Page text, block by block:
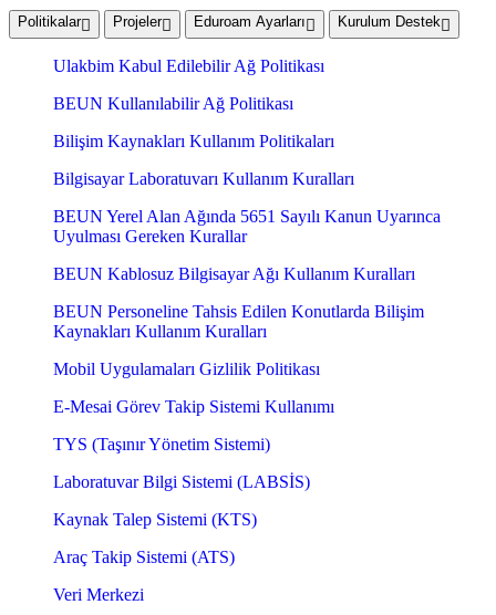
Politikalar Projeler Eduroam Ayarları Kurulum Destek
Ulakbim Kabul Edilebilir Ağ Politikası
BEUN Kullanılabilir Ağ Politikası
Bilişim Kaynakları Kullanım Politikaları
Bilgisayar Laboratuvarı Kullanım Kuralları
BEUN Yerel Alan Ağında 5651 Sayılı Kanun Uyarınca
Uyulması Gereken Kurallar
BEUN Kablosuz Bilgisayar Ağı Kullanım Kuralları
BEUN Personeline Tahsis Edilen Konutlarda Bilişim
Kaynakları Kullanım Kuralları
Mobil Uygulamaları Gizlilik Politikası
E-Mesai Görev Takip Sistemi Kullanımı
TYS (Taşınır Yönetim Sistemi)
Laboratuvar Bilgi Sistemi (LABSİS)
Kaynak Talep Sistemi (KTS)
Araç Takip Sistemi (ATS)
Veri Merkezi